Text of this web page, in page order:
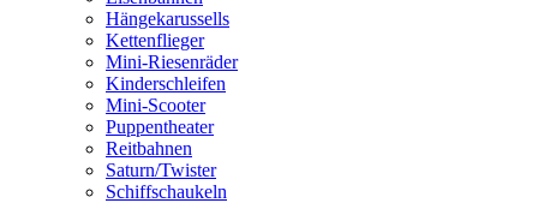
Hängekarussells
Kettenflieger
Mini-Riesenräder
Kinderschleifen
Mini-Scooter
Puppentheater
Reitbahnen
Saturn/Twister
Schiffschaukeln